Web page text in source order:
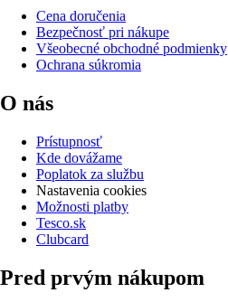
Cena doručenia
Bezpečnosť pri nákupe
Všeobecné obchodné podmienky
Ochrana súkromia
O nás
Prístupnosť
Kde dovážame
Poplatok za službu
Nastavenia cookies
Možnosti platby
Tesco.sk
Clubcard
Pred prvým nákupom